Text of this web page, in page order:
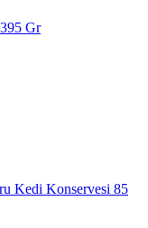
Gr
Kedi Konservesi 85